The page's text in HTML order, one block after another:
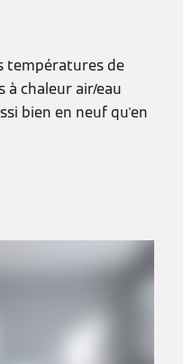
températures de
à chaleur air/eau
bien en neuf qu'en